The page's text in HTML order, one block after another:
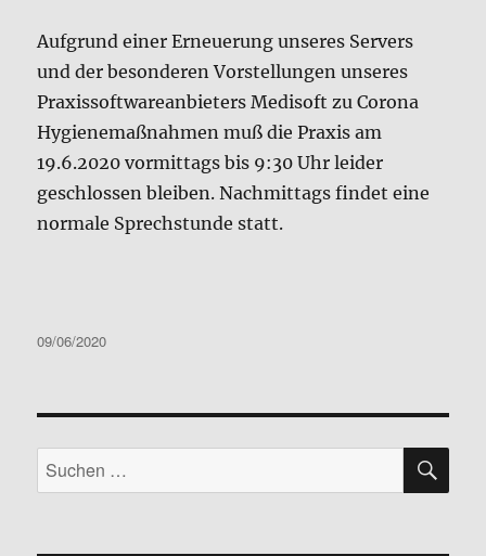
Aufgrund einer Erneuerung unseres Servers
und der besonderen Vorstellungen unseres
Praxissoftwareanbieters Medisoft zu Corona
Hygienemaßnahmen muß die Praxis am
19.6.2020 vormittags bis 9:30 Uhr leider
geschlossen bleiben. Nachmittags findet eine
normale Sprechstunde statt.
Veröffentlicht
09/06/2020
Suchen
nach: